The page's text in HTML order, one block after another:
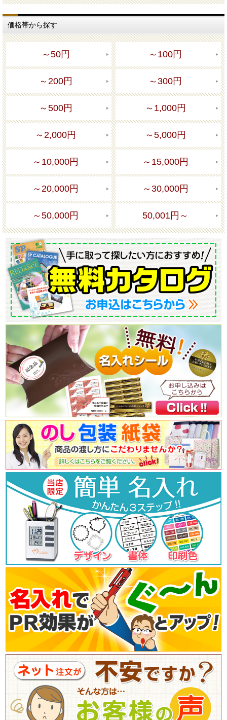
価格帯から探す
～50円 ～100円
～200円 ～300円
～500円 ～1,000円
～2,000円 ～5,000円
～10,000円 ～15,000円
～20,000円 ～30,000円
～50,000円 50,001円～